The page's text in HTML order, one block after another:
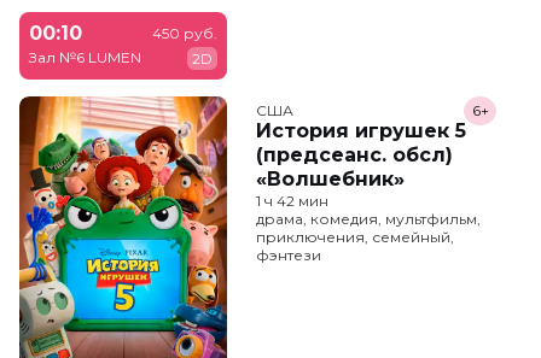
00:10
Зал №6 LUMEN
450 руб.
2D
США
История игрушек 5
(предсеанс. обсл)
«Волшебник»
6+
1 ч 42 мин
драма, комедия, мультфильм,
приключения, семейный,
фэнтези